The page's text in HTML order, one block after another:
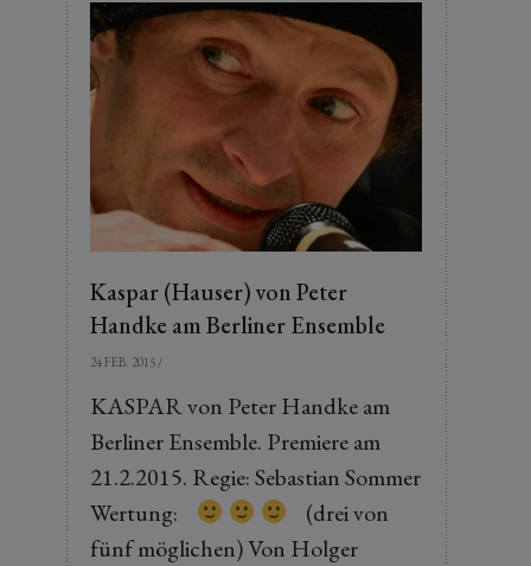
Kaspar (Hauser) von Peter
Handke am Berliner Ensemble
24 FEB. 2015 /
KASPAR von Peter Handke am
Berliner Ensemble. Premiere am
21.2.2015. Regie: Sebastian Sommer
Wertung:
(drei von
fünf möglichen) Von Holger